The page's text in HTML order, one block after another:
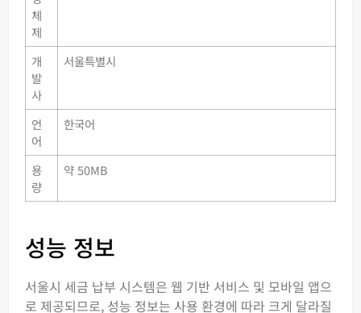
체
제
개
발
사
서울특별시
언
어
한국어
용
량
약 50MB
성능 정보
서울시 세금 납부 시스템은 웹 기반 서비스 및 모바일 앱으
로 제공되므로, 성능 정보는 사용 환경에 따라 크게 달라질